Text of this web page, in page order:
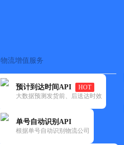
物流增值服务
预计到达时间API
HOT
大数据预测发货前、后送达时效
单号自动识别API
根据单号自动识别物流公司